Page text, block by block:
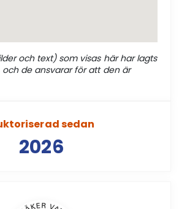
och text) som visas här har lagts
de ansvarar för att den är
sedan
2026